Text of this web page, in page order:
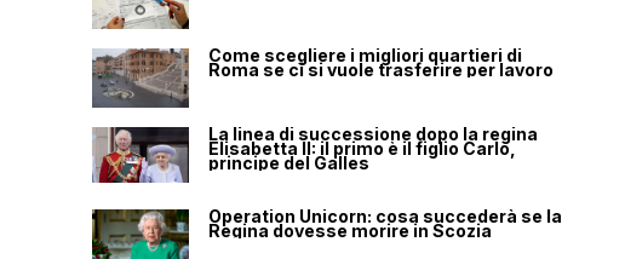
Come scegliere i migliori quartieri di
Roma se ci si vuole trasferire per lavoro
La linea di successione dopo la regina
Elisabetta II: il primo è il figlio Carlo,
principe del Galles
Operation Unicorn: cosa succederà se la
Regina dovesse morire in Scozia